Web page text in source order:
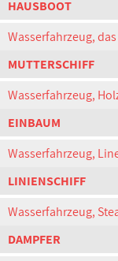
HAUSBOOT
Wasserfahrzeug,
MUTTERSCHIFF
Wasserfahrzeug,
EINBAUM
Wasserfahrzeug,
LINIENSCHIFF
Wasserfahrzeug,
DAMPFER